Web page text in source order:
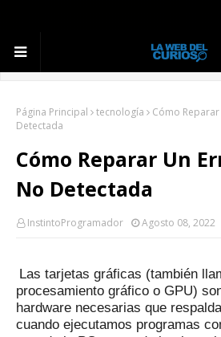
Página Principal tecnología
Cómo
Detectada
Cómo Reparar Un
No Detectada
InstintoProgramador Agosto 08, 2022
Las tarjetas gráficas (también
procesamiento gráfico o GPU)
hardware necesarias que
cuando ejecutamos programas